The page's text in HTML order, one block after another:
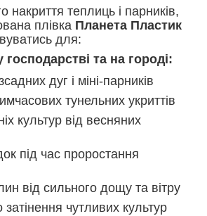
накриття теплиць і парників,
плівка Планета Пластик
для:
господарстві та на городі:
дуг і міні-парників
тунельних укриттів
культур від весняних
під час проростання
від сильного дощу та вітру
затінення чутливих культур